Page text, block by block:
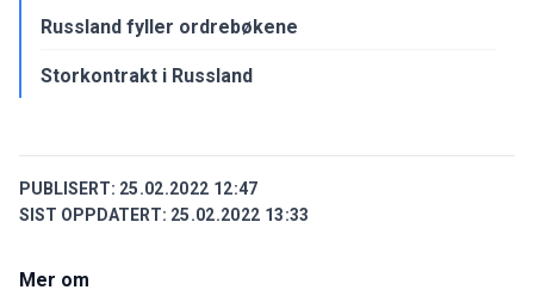
Russland fyller ordrebøkene
Storkontrakt i Russland
PUBLISERT: 25.02.2022 12:47
SIST OPPDATERT: 25.02.2022 13:33
Mer om